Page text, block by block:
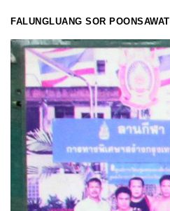
FALUNGLUANG SOR POONSAWAT